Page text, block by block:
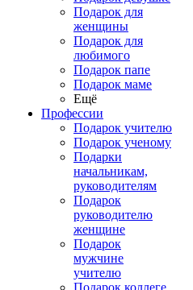
Подарок для
женщины
Подарок для
любимого
Подарок папе
Подарок маме
Ещё
Профессии
Подарок учителю
Подарок ученому
Подарки
начальникам,
руководителям
Подарок
руководителю
женщине
Подарок
мужчине
учителю
Подарок коллеге